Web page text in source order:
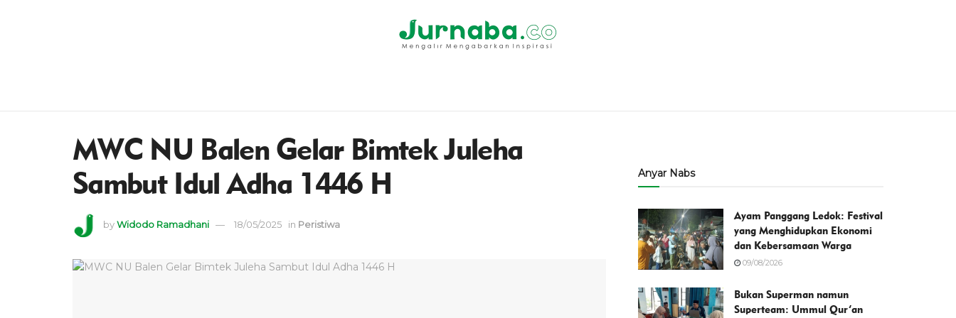
MWC NU Balen Gelar Bimtek Juleha
Sambut Idul Adha 1446 H
byWidodo Ramadhani 18/05/2025 in Peristiwa
Anyar Nabs
Ayam Panggang Ledok: Festival
yang Menghidupkan Ekonomi
dan Kebersamaan Warga
09/08/2026
Bukan Superman namun
Superteam: Ummul Qur’an